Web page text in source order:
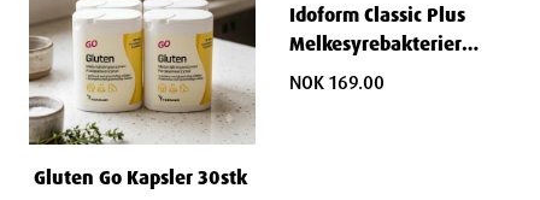
Gluten Go Kapsler 30stk
Idoform Classic Plus
Melkesyrebakterier
Kapsler 20 stk
NOK 169.00